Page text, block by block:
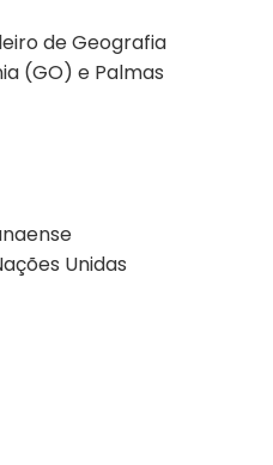
de Geografia
(GO) e Palmas
Unidas